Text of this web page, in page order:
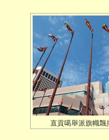
直貢噶舉派旗幟